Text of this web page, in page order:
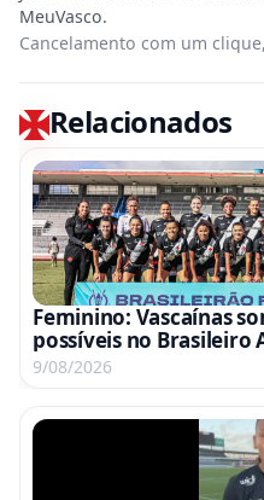
Cancelamento com um
Relacionados
Feminino: Vascaínas
possíveis no Brasileiro
9/08/2026